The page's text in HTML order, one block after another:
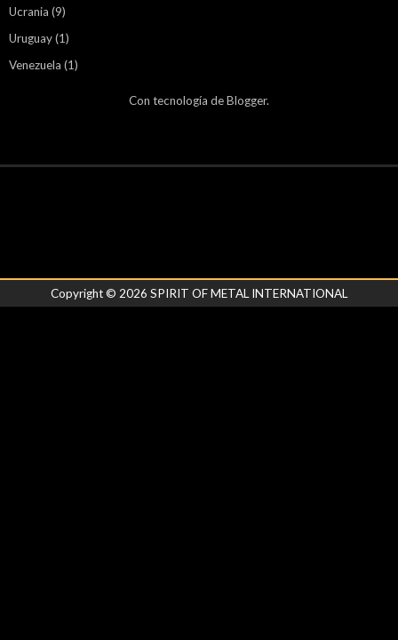
Ucrania (9)
Uruguay(1)
Venezuela (1)
Con tecnología deBlogger.
Copyright © 2026 SPIRIT OF METAL INTERNATIONAL